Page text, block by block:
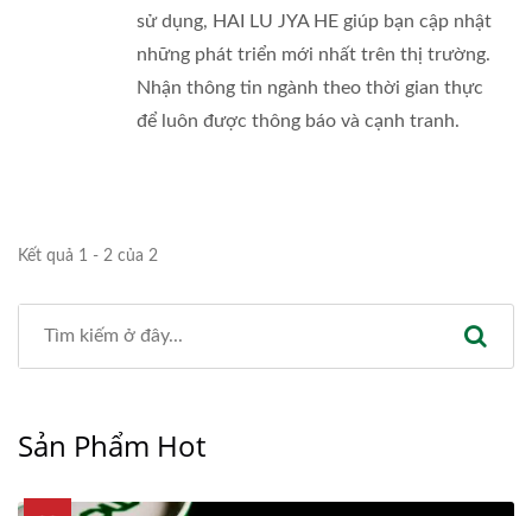
sử dụng, HAI LU JYA HE giúp bạn cập nhật
những phát triển mới nhất trên thị trường.
Nhận thông tin ngành theo thời gian thực
để luôn được thông báo và cạnh tranh.
Kết quả 1 - 2 của 2
Sản Phẩm Hot